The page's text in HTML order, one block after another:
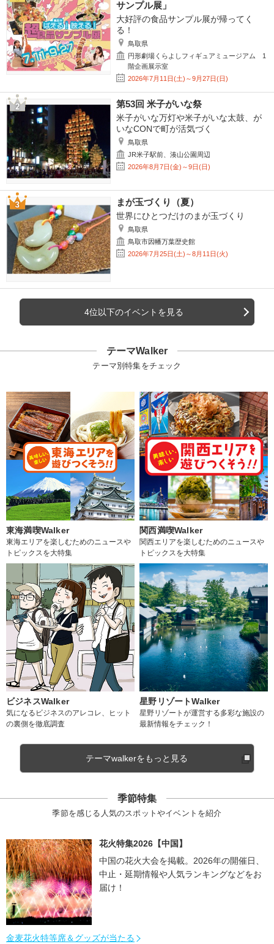
サンプル展」
大好評の食品サンプル展が帰ってく
る！
鳥取県
円形劇場くらよしフィギュアミュージアム 1
階企画展示室
2026年7月11日(土)～9月27日(日)
第53回 米子がいな祭
米子がいな万灯や米子がいな太鼓、が
いなCONで町が活気づく
鳥取県
JR米子駅前、湊山公園周辺
2026年8月7日(金)～9日(日)
まが玉づくり（夏）
世界にひとつだけのまが玉づくり
鳥取県
鳥取市因幡万葉歴史館
2026年7月25日(土)～8月11日(火)
4位以下のイベントを見る
テーマWalker
テーマ別特集をチェック
東海満喫Walker
東海エリアを楽しむためのニュースや
トピックスを大特集
関西満喫Walker
関西エリアを楽しむためのニュースや
トピックスを大特集
ビジネスWalker
気になるビジネスのアレコレ、ヒット
の裏側を徹底調査
星野リゾートWalker
星野リゾートが運営する多彩な施設の
最新情報をチェック！
テーマwalkerをもっと見る
季節特集
季節を感じる人気のスポットやイベントを紹介
花火特集2026【中国】
中国の花火大会を掲載。2026年の開催日、
中止・延期情報や人気ランキングなどをお
届け！
金麦花火特等席＆グッズが当たる